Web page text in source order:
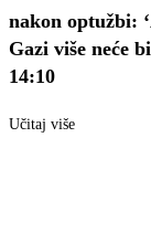
nakon optužbi:
Gazi više neće
14:10
Učitaj više